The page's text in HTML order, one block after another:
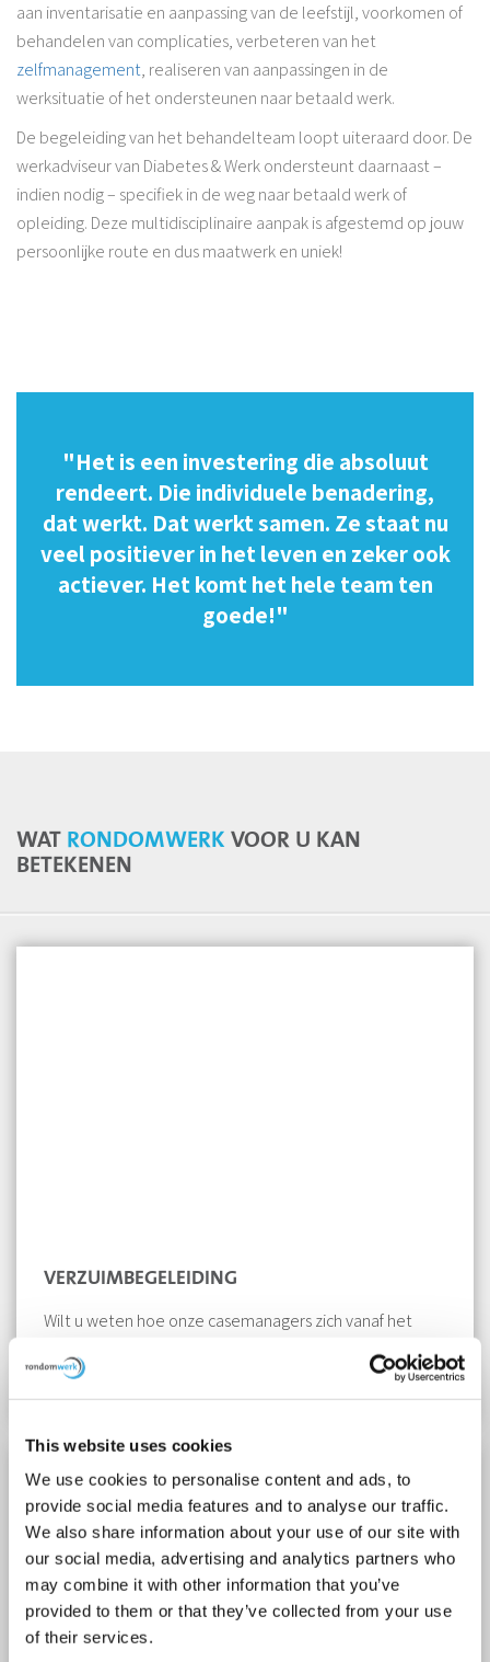
This website uses cookies
We use cookies to personalise content and ads, to
provide social media features and to analyse our traffic.
We also share information about your use of our site with
our social media, advertising and analytics partners who
may combine it with other information that you’ve
provided to them or that they’ve collected from your use
of their services.
aan inventarisatie en aanpassing van de leefstijl, voorkomen of
behandelen van complicaties, verbeteren van het
zelfmanagement, realiseren van aanpassingen in de
werksituatie of het ondersteunen naar betaald werk.
De begeleiding van het behandelteam loopt uiteraard door. De
werkadviseur van Diabetes & Werk ondersteunt daarnaast –
indien nodig – specifiek in de weg naar betaald werk of
opleiding. Deze multidisciplinaire aanpak is afgestemd op jouw
persoonlijke route en dus maatwerk en uniek!
"Het is een investering die absoluut
rendeert. Die individuele benadering,
dat werkt. Dat werkt samen. Ze staat nu
veel positiever in het leven en zeker ook
actiever. Het komt het hele team ten
goede!"
WAT RONDOMWERK VOOR U KAN
BETEKENEN
VERZUIMBEGELEIDING
Wilt u weten hoe onze casemanagers zich vanaf het